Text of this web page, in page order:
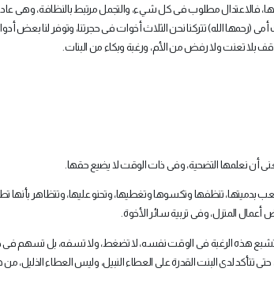
فالاعتدال مطلوب فى كل شيء، والتجمل مرتبط بالنظافة، وهى
الله) تتركنا نحن الثلاث أخوات فى حجرتنا، وتوفر لنا بعض
تعنت ولا رفض من الأم، ورغبة وبكاء من البنات
أن نعلمها التضحية، وفى ذات الوقت لا يضيع حقها
بدميتها، تنظفها وتكسوها وتغطيها، وتحنو عليها، وتتظاهر
المنزل، وفى تربية سائر الأخوة.
هذه الرغبة فى الوقت نفسه، لا تضغط، ولا تسفه، بل تسهم فى
تتأكد لدى البنت القدرة على العطاء النبيل، وليس العطاء الذليل،